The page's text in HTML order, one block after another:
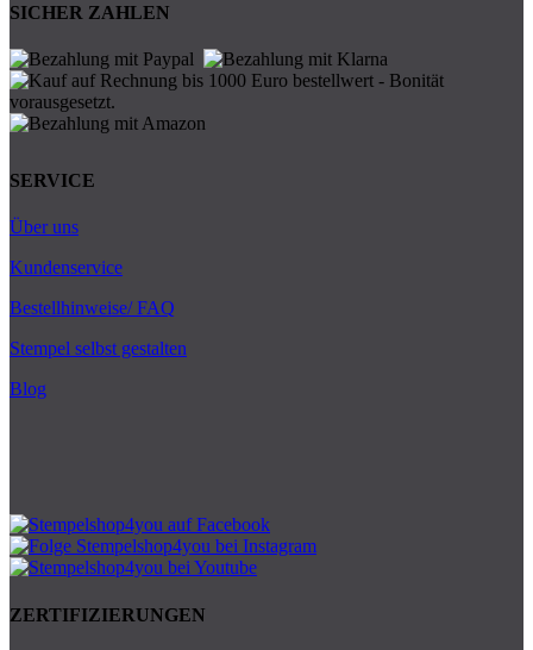
SICHER ZAHLEN
SERVICE
Über uns
Kundenservice
Bestellhinweise/ FAQ
Stempel selbst gestalten
Blog
ZERTIFIZIERUNGEN